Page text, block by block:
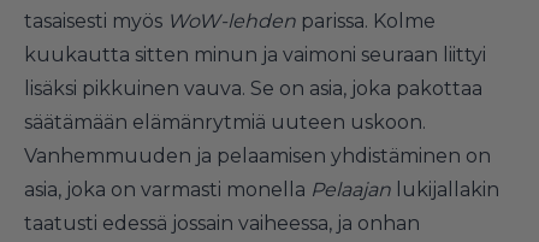
tasaisesti myös WoW-lehden parissa. Kolme
kuukautta sitten minun ja vaimoni seuraan liittyi
lisäksi pikkuinen vauva. Se on asia, joka pakottaa
säätämään elämänrytmiä uuteen uskoon.
Vanhemmuuden ja pelaamisen yhdistäminen on
asia, joka on varmasti monella Pelaajan lukijallakin
taatusti edessä jossain vaiheessa, ja onhan